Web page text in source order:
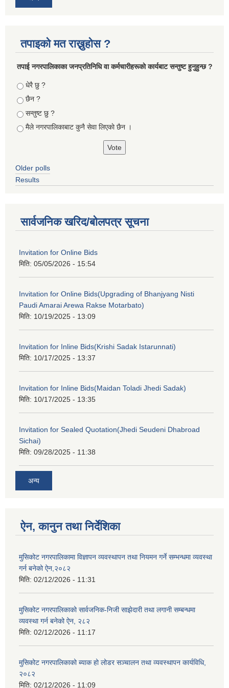
तपाइको मत राख्नुहोस ?
तपा‌ई नगरपालिकाका जनप्रतिनिधि वा कर्मचारीहरूकाे कार्यबाट सन्तुष्ट हुनुहुन्छ ?
Choices
धेरै छु ?
छैन ?
सन्तुष्ट छु ?
मैले नगरपालिकाबाट कुनै सेवा लिएकाे छैन ।
Older polls
Results
सार्वजनिक खरिद/बोलपत्र सूचना
Invitation for Online Bids
मिति: 05/05/2026 - 15:54
Invitation for Online Bids(Upgrading of Bhanjyang Nisti
Paudi Amarai Arewa Rakse Motarbato)
मिति: 10/19/2025 - 13:09
Invitation for Inline Bids(Krishi Sadak Istarunnati)
मिति: 10/17/2025 - 13:37
Invitation for Inline Bids(Maidan Toladi Jhedi Sadak)
मिति: 10/17/2025 - 13:35
Invitation for Sealed Quotation(Jhedi Seudeni Dhabroad
Sichai)
मिति: 09/28/2025 - 11:38
अन्य
ऐन, कानुन तथा निर्देशिका
मुसिकोट नगरपालिकामा विज्ञापन व्यवस्थापन तथा नियमन गर्ने सम्भन्धमा व्यवस्था
गर्न बनेको ऐन,२०८२
मिति: 02/12/2026 - 11:31
मुसिकोट नगरपालिकाको सार्वजनिक-निजी साझेदारी तथा लगानी सम्बन्धमा
व्यवस्था गर्न बनेको ऐन, २८२
मिति: 02/12/2026 - 11:17
मुसिकोट नगरपालिकाको ब्याक हो लोडर सञ्चालन तथा व्यवस्थापन कार्यविधि,
२०८२
मिति: 02/12/2026 - 11:09